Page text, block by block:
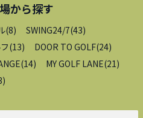
から探す
(8) SWING24/7(43)
(13) DOOR TO GOLF(24)
(14) MY GOLF LANE(21)
)